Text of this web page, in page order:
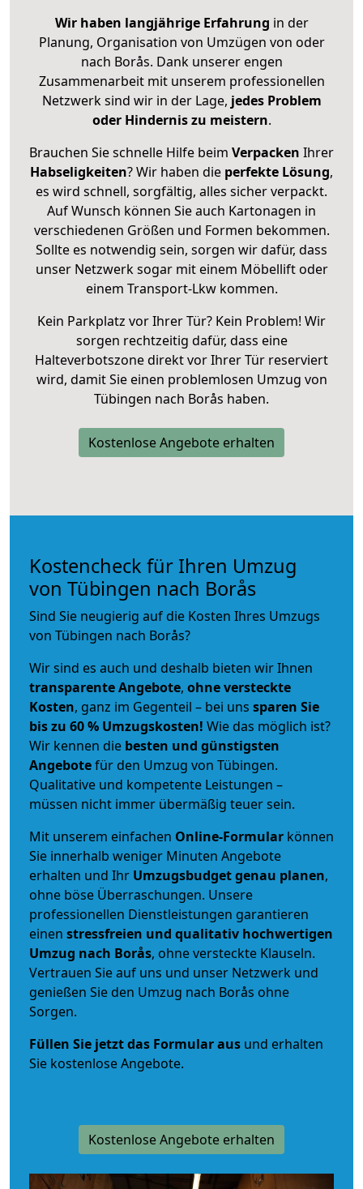
Wir haben langjährige Erfahrung in der
Planung, Organisation von Umzügen von oder
nach Borås. Dank unserer engen
Zusammenarbeit mit unserem professionellen
Netzwerk sind wir in der Lage, jedes Problem
oder Hindernis zu meistern.
Brauchen Sie schnelle Hilfe beim Verpacken Ihrer
Habseligkeiten? Wir haben die perfekte Lösung,
es wird schnell, sorgfältig, alles sicher verpackt.
Auf Wunsch können Sie auch Kartonagen in
verschiedenen Größen und Formen bekommen.
Sollte es notwendig sein, sorgen wir dafür, dass
unser Netzwerk sogar mit einem Möbellift oder
einem Transport-Lkw kommen.
Kein Parkplatz vor Ihrer Tür? Kein Problem! Wir
sorgen rechtzeitig dafür, dass eine
Halteverbotszone direkt vor Ihrer Tür reserviert
wird, damit Sie einen problemlosen Umzug von
Tübingen nach Borås haben.
Kostenlose Angebote erhalten
Kostencheck für Ihren Umzug
von Tübingen nach Borås
Sind Sie neugierig auf die Kosten Ihres Umzugs
von Tübingen nach Borås?
Wir sind es auch und deshalb bieten wir Ihnen
transparente Angebote, ohne versteckte
Kosten, ganz im Gegenteil – bei uns sparen Sie
bis zu 60 % Umzugskosten! Wie das möglich ist?
Wir kennen die besten und günstigsten
Angebotefür den Umzug von Tübingen.
Qualitative und kompetente Leistungen –
müssen nicht immer übermäßig teuer sein.
Mit unserem einfachen Online-Formular können
Sie innerhalb weniger Minuten Angebote
erhalten und Ihr Umzugsbudgetgenau planen,
ohne böse Überraschungen. Unsere
professionellen Dienstleistungen garantieren
einen stressfreien und qualitativ hochwertigen
Umzug nach Borås, ohne versteckte Klauseln.
Vertrauen Sie auf uns und unser Netzwerk und
genießen Sie den Umzug nach Borås ohne
Sorgen.
Füllen Sie jetzt das Formular aus und erhalten
Sie kostenlose Angebote.
Kostenlose Angebote erhalten